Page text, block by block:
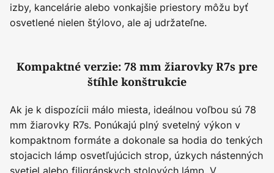
izby, kancelárie alebo vonkajšie priestory môžu byť
osvetlené nielen štýlovo, ale aj udržateľne.
Kompaktné verzie: 78 mm žiarovky R7s pre
štíhle konštrukcie
Ak je k dispozícii málo miesta, ideálnou voľbou sú 78
mm žiarovky R7s. Ponúkajú plný svetelný výkon v
kompaktnom formáte a dokonale sa hodia do tenkých
stojacich lámp osvetľujúcich strop, úzkych nástenných